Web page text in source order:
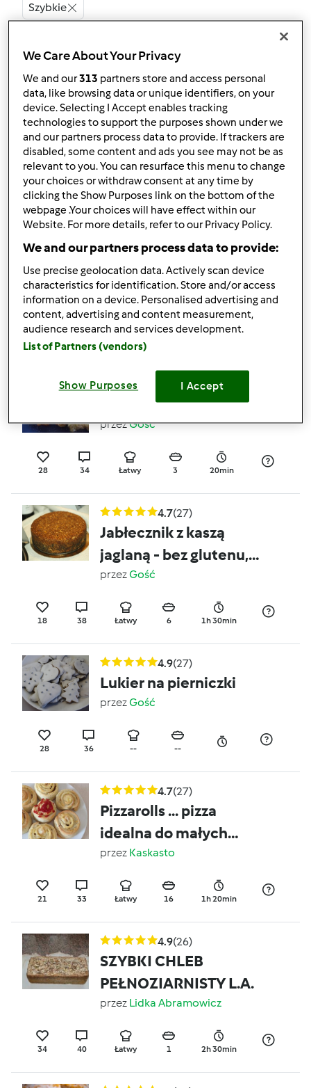
Szybkie
4.8(30)
Krem czekoladowy
(Nutella) bez grama
cukru
przez Aria
34 45 Łatwy 1 10min
Surówka z kapusty
kiszonej
przezGość
18 34 Łatwy
(29)
placki ziemniaczane
przezGość
28 34 Łatwy 3 20min
4.7(27)
Jabłecznik z kaszą
jaglaną - bez glutenu,
bez laktozy, bez jaj
przezGość
18 38 Łatwy 6 1h 30min
4.9(27)
Lukier na pierniczki
przezGość
28 36 -- --
4.7(27)
Pizzarolls ... pizza
idealna do małych
rączek :)
przez Kaskasto
21 33 Łatwy 16 1h 20min
4.9(26)
SZYBKI CHLEB
PEŁNOZIARNISTY L.A.
przez Lidka Abramowicz
34 40 Łatwy 1 2h 30min
We Care About Your Privacy
We and our313 partners store and access personal
data, like browsing data or unique identifiers, on your
device. Selecting I Accept enables tracking
technologies to support the purposes shown under we
and our partners process data to provide. If trackers are
disabled, some content and ads you see may not be as
relevant to you. You can resurface this menu to change
your choices or withdraw consent at any time by
clicking the Show Purposes link on the bottom of the
webpage .Your choices will have effect within our
Website. For more details, refer to our Privacy Policy.
We and our partners process data to provide:
Use precise geolocation data. Actively scan device
characteristics for identification. Store and/or access
information on a device. Personalised advertising and
content, advertising and content measurement,
audience research and services development.
List of Partners (vendors)
Show Purposes I Accept